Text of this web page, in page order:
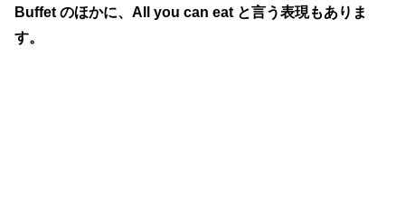
Buffet のほかに、 All you can eat と言う表現もありま
す。